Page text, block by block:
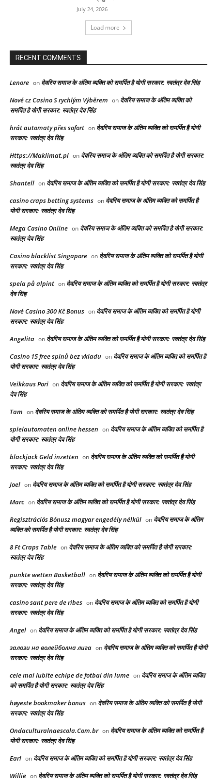
July 24, 2026
Load more
RECENT COMMENTS
Lenore on देवरिय समाज के अंतिम व्यक्ति को समर्पित है योगी सरकार: स्वतंत्र देव सिंह
Nové cz Casino S rychlým Výběrem on देवरिय समाज के अंतिम व्यक्ति को
समर्पित है योगी सरकार: स्वतंत्र देव सिंह
hrát automaty přes sofort on देवरिय समाज के अंतिम व्यक्ति को समर्पित है योगी
सरकार: स्वतंत्र देव सिंह
Https://Maklimat.pl on देवरिय समाज के अंतिम व्यक्ति को समर्पित है योगी सरकार:
स्वतंत्र देव सिंह
Shantell on देवरिय समाज के अंतिम व्यक्ति को समर्पित है योगी सरकार: स्वतंत्र देव सिंह
casino craps betting systems on देवरिय समाज के अंतिम व्यक्ति को समर्पित है
योगी सरकार: स्वतंत्र देव सिंह
Mega Casino Online on देवरिय समाज के अंतिम व्यक्ति को समर्पित है योगी सरकार:
स्वतंत्र देव सिंह
Casino blacklist Singapore on देवरिय समाज के अंतिम व्यक्ति को समर्पित है योगी
सरकार: स्वतंत्र देव सिंह
spela på alpint on देवरिय समाज के अंतिम व्यक्ति को समर्पित है योगी सरकार: स्वतंत्र
देव सिंह
Nové Casino 300 Kč Bonus on देवरिय समाज के अंतिम व्यक्ति को समर्पित है योगी
सरकार: स्वतंत्र देव सिंह
Angelita on देवरिय समाज के अंतिम व्यक्ति को समर्पित है योगी सरकार: स्वतंत्र देव सिंह
Casino 15 free spinů bez vkladu on देवरिय समाज के अंतिम व्यक्ति को समर्पित है
योगी सरकार: स्वतंत्र देव सिंह
Veikkaus Pori on देवरिय समाज के अंतिम व्यक्ति को समर्पित है योगी सरकार: स्वतंत्र
देव सिंह
Tam on देवरिय समाज के अंतिम व्यक्ति को समर्पित है योगी सरकार: स्वतंत्र देव सिंह
spielautomaten online hessen on देवरिय समाज के अंतिम व्यक्ति को समर्पित है
योगी सरकार: स्वतंत्र देव सिंह
blackjack Geld inzetten on देवरिय समाज के अंतिम व्यक्ति को समर्पित है योगी
सरकार: स्वतंत्र देव सिंह
Joel on देवरिय समाज के अंतिम व्यक्ति को समर्पित है योगी सरकार: स्वतंत्र देव सिंह
Marc on देवरिय समाज के अंतिम व्यक्ति को समर्पित है योगी सरकार: स्वतंत्र देव सिंह
Regisztrációs Bónusz magyar engedély nélkül on देवरिय समाज के अंतिम
व्यक्ति को समर्पित है योगी सरकार: स्वतंत्र देव सिंह
8 Ft Craps Table on देवरिय समाज के अंतिम व्यक्ति को समर्पित है योगी सरकार:
स्वतंत्र देव सिंह
punkte wetten Basketball on देवरिय समाज के अंतिम व्यक्ति को समर्पित है योगी
सरकार: स्वतंत्र देव सिंह
casino sant pere de ribes on देवरिय समाज के अंतिम व्यक्ति को समर्पित है योगी
सरकार: स्वतंत्र देव सिंह
Angel on देवरिय समाज के अंतिम व्यक्ति को समर्पित है योगी सरकार: स्वतंत्र देव सिंह
залози на волейболна лига on देवरिय समाज के अंतिम व्यक्ति को समर्पित है योगी
सरकार: स्वतंत्र देव सिंह
cele mai Iubite echipe de fotbal din lume on देवरिय समाज के अंतिम व्यक्ति
को समर्पित है योगी सरकार: स्वतंत्र देव सिंह
høyeste bookmaker bonus on देवरिय समाज के अंतिम व्यक्ति को समर्पित है योगी
सरकार: स्वतंत्र देव सिंह
Ondaculturalnaescola.Com.br on देवरिय समाज के अंतिम व्यक्ति को समर्पित है
योगी सरकार: स्वतंत्र देव सिंह
Earl on देवरिय समाज के अंतिम व्यक्ति को समर्पित है योगी सरकार: स्वतंत्र देव सिंह
Willie on देवरिय समाज के अंतिम व्यक्ति को समर्पित है योगी सरकार: स्वतंत्र देव सिंह